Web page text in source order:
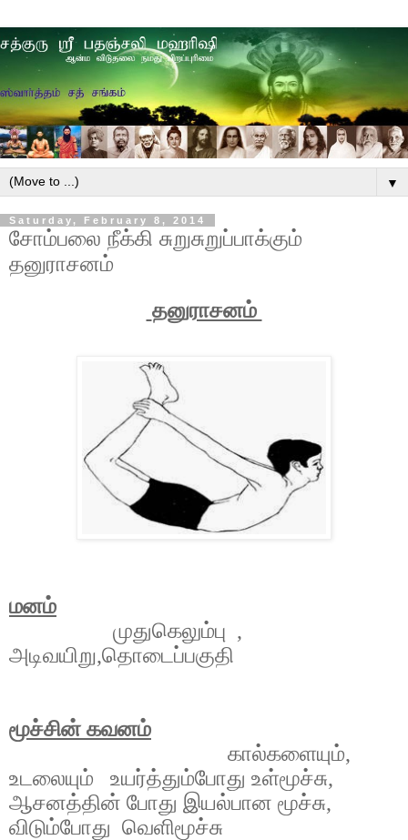
▼
Saturday, February 8, 2014
சோம்பலை நீக்கி சுறுசுறுப்பாக்கும்
தனுராசனம்
தனுராசனம்
மனம்
முதுகெலும்பு ,
அடிவயிறு,தொடைப்பகுதி
மூச்சின் கவனம்
கால்களையும்,
உடலையும் உயர்த்தும்போது உள்மூச்சு,
ஆசனத்தின் போது இயல்பான மூச்சு,
விடும்போது வெளிமூச்சு